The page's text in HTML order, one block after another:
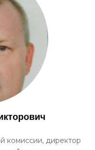
комиссии, директор